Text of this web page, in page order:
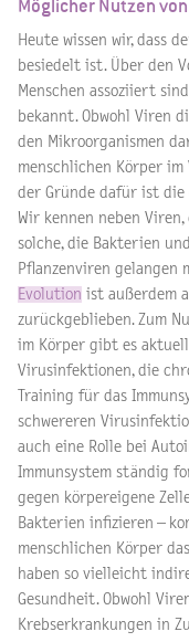
Möglicher Nutzen
Heute wissen wir, dass
besiedelt ist. Über den
Menschen assoziiert
bekannt. Obwohl Viren
den Mikroorganismen
menschlichen Körper
der Gründe dafür ist die
Wir kennen neben
solche, die Bakterien
Pflanzenviren gelangen
Evolution ist außerdem
zurückgeblieben. Zum
im Körper gibt es
Virusinfektionen, die
Training für das
schwereren
auch eine Rolle bei
Immunsystem ständig
gegen körpereigene
Bakterien infizieren –
menschlichen Körper
haben so vielleicht
Gesundheit. Obwohl
Krebserkrankungen in